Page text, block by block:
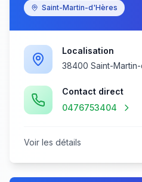
Saint-Martin-d'Hères
Localisation
38400 Saint-
Contact direct
0476753404
Voir les détails